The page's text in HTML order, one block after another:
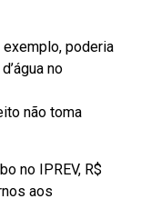
poderia
no
não toma
no IPREV, R$
aos